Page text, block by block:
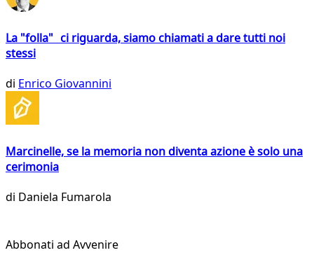
La "folla" ci riguarda, siamo chiamati a dare tutti noi
stessi
di Enrico Giovannini
Marcinelle, se la memoria non diventa azione è solo una
cerimonia
di Daniela Fumarola
Abbonati ad Avvenire